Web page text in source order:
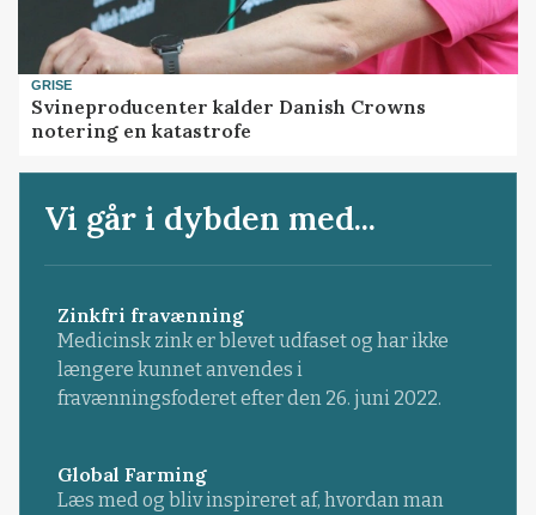
GRISE
Svineproducenter kalder Danish Crowns
notering en katastrofe
Vi går i dybden med...
Zinkfri fravænning
Medicinsk zink er blevet udfaset og har ikke
længere kunnet anvendes i
fravænningsfoderet efter den 26. juni 2022.
Global Farming
Læs med og bliv inspireret af, hvordan man